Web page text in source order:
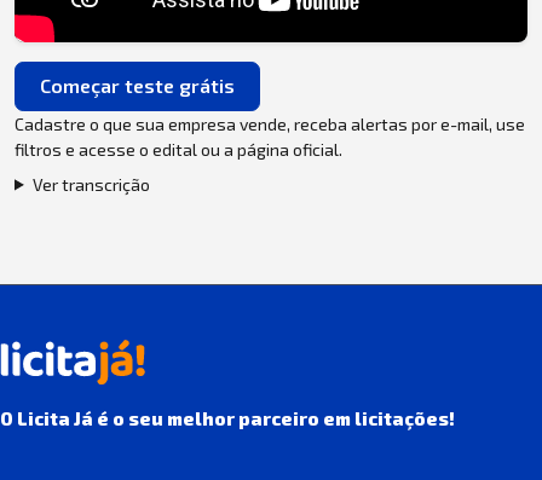
Começar teste grátis
Cadastre o que sua empresa vende, receba alertas por e-mail, use
filtros e acesse o edital ou a página oficial.
Ver transcrição
O Licita Já é o seu melhor parceiro em licitações!